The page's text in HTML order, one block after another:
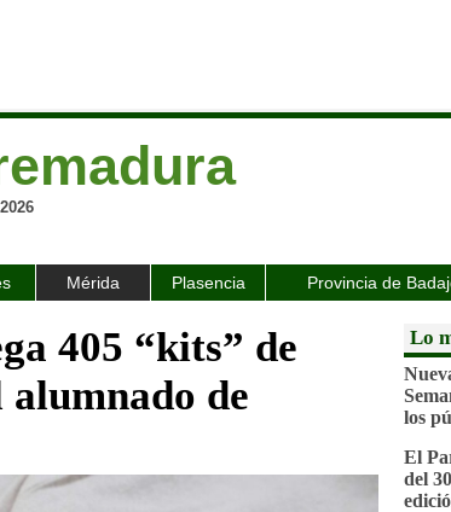
Mérida Plasencia Provincia de
405 “kits” de
de
Lo
los
El
del